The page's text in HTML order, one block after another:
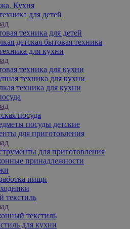
Кухня
для детей
техника для детей
детская бытовая техника
для кухни
техника для кухни
техника для кухни
техника для кухни
посуда
посуды детские
для приготовления
для приготовления
принадлежности
пищи
текстиль
текстиль
для кухни